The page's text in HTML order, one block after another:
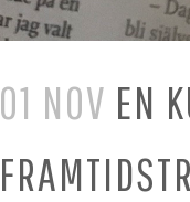
01 NOV EN